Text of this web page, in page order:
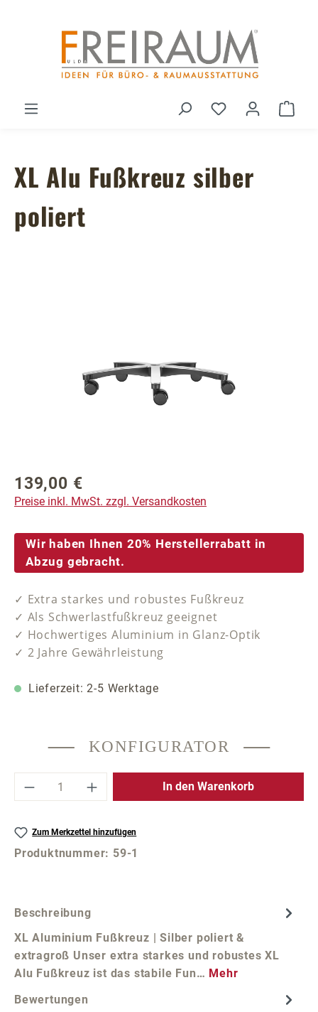
Du hast 0
XL Alu Fußkreuz silber
poliert
Regulärer Preis:
139,00 €
Preise inkl. MwSt. zzgl. Versandkosten
Wir haben Ihnen 20% Herstellerrabatt in
Abzug gebracht.
✓ Extra starkes und robustes Fußkreuz
✓ Als Schwerlastfußkreuz geeignet
✓ Hochwertiges Aluminium in Glanz-Optik
✓ 2 Jahre Gewährleistung
Lieferzeit: 2-5 Werktage
KONFIGURATOR
Produkt Anzahl: Gib den gewünschten
In den Warenkorb
Zum Merkzettel hinzufügen
Produktnummer: 59-1
Beschreibung
XL Aluminium Fußkreuz | Silber poliert &
extragroß Unser extra starkes und robustes XL
Alu Fußkreuz ist das stabile Fun… Mehr
Bewertungen